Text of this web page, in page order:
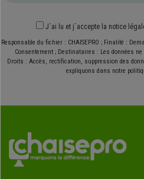
J´ai lu et j´accepte la notice
Responsable du fichier : CHAISEPRO ; Finalité :
Consentement ; Destinataires : Les données
Droits : Accès, rectification, suppression des
expliquons dans notre